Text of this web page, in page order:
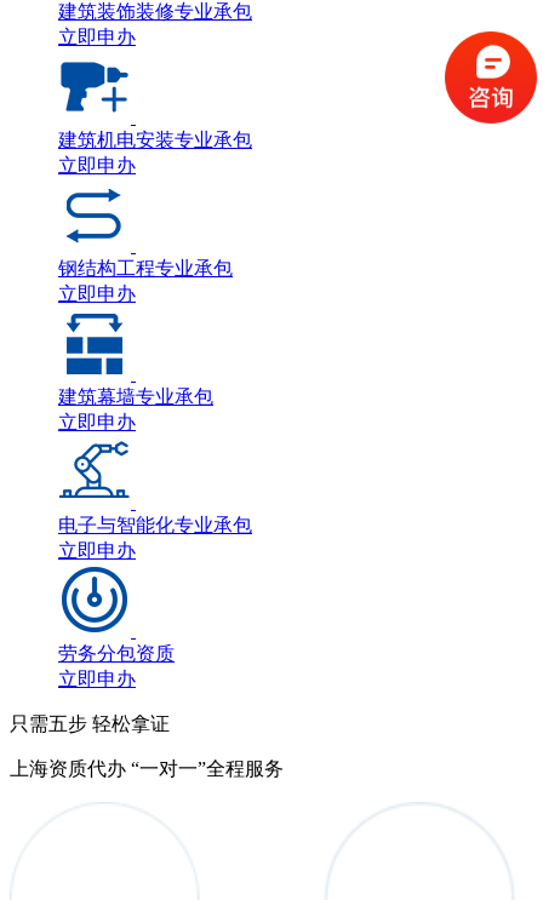
建筑装饰装修专业承包
立即申办
建筑机电安装专业承包
立即申办
钢结构工程专业承包
立即申办
建筑幕墙专业承包
立即申办
电子与智能化专业承包
立即申办
劳务分包资质
立即申办
只需五步 轻松拿证
上海资质代办 “一对一”全程服务